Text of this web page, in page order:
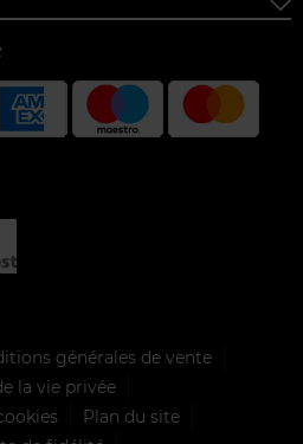
générales de vente
la vie privée
Plan du site